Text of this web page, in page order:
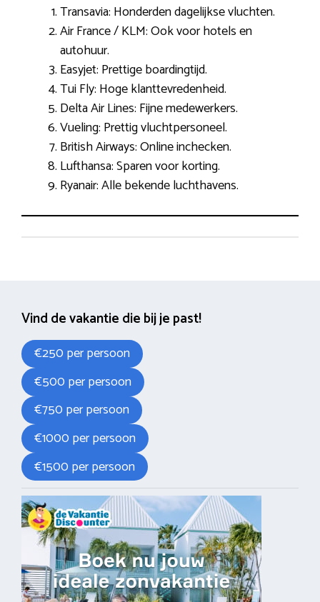
Transavia: Honderden dagelijkse vluchten.
Air France / KLM: Ook voor hotels en
autohuur.
Easyjet: Prettige boardingtijd.
Tui Fly: Hoge klanttevredenheid.
Delta Air Lines: Fijne medewerkers.
Vueling: Prettig vluchtpersoneel.
British Airways: Online inchecken.
Lufthansa: Sparen voor korting.
Ryanair: Alle bekende luchthavens.
Vind de vakantie die bij je past!
€250 per persoon
€500 per persoon
€750 per persoon
€1000 per persoon
€1500 per persoon